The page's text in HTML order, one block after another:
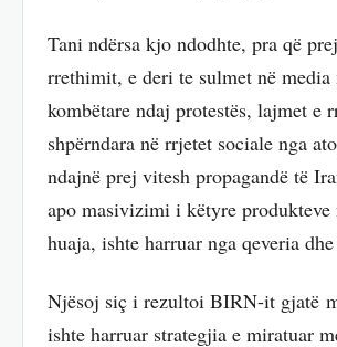
Tani ndërsa kjo ndodhte, pra që
rrethimit, e deri te sulmet në media
kombëtare ndaj protestës, lajmet e
shpërndara në rrjetet sociale nga
ndajnë prej vitesh propagandë të
apo masivizimi i këtyre produkteve
huaja, ishte harruar nga qeveria
Njësoj siç i rezultoi BIRN-it gjatë
ishte harruar strategjia e miratuar